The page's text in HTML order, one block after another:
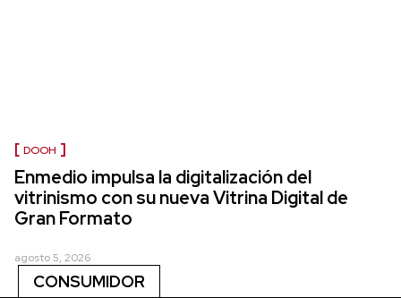
DOOH
Enmedio impulsa la digitalización del
vitrinismo con su nueva Vitrina Digital de
Gran Formato
agosto 5, 2026
CONSUMIDOR